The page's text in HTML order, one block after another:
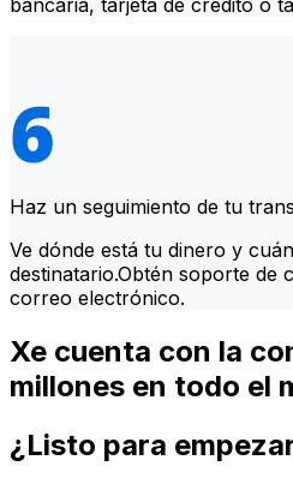
bancaria, tarjeta de crédito o
Haz un seguimiento de tu
Ve dónde está tu dinero y
destinatario.Obtén soporte de
correo electrónico.
Xe cuenta con la
millones en todo el
¿Listo para